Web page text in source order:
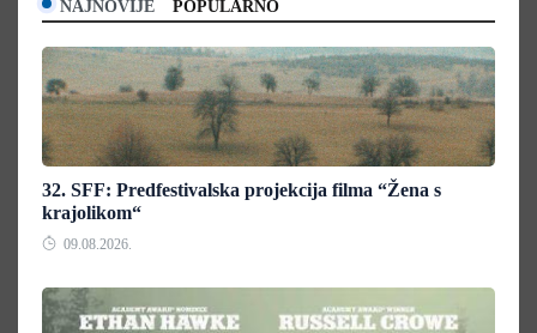
NAJNOVIJE POPULARNO
32. SFF: Predfestivalska projekcija filma “Žena s
krajolikom“
09.08.2026.